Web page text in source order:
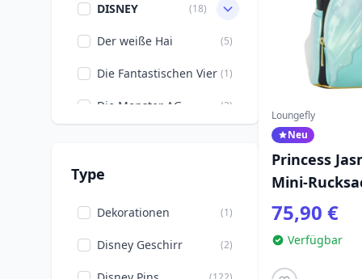
DISNEY (18)
Der weiße Hai (5)
Die Fantastischen Vier (1)
Die Monster AG (3)
Doctor Strange
Type
Dekorationen (1)
Disney Geschirr (2)
Loungefly
Neu
Princess
Mini-
Charm -
Aladdin
75,90 €
Verfügbar